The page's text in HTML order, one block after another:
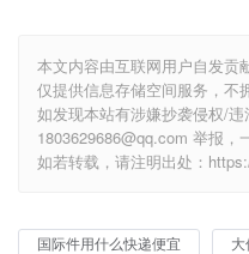
本文内容由互联网用户自发贡
仅提供信息存储空间服务，不
如发现本站有涉嫌抄袭侵权/
1803629686@qq.com 举报，
如若转载，请注明出处：
国际件用什么快递便宜